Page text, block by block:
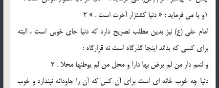
1و يا مي فرمايد : « دنيا كشتزار آخرت است . » 2
امام علي (ع) نيز بدين مطلب تصريح دارد كه دنيا جاي خوبي است ، البته
براي كسي كه بداند اينجا گذرگاه است نه قرارگاه :
و لنعم دار من لم يرض بها دارا و محل من لم يوطنها محلا . 3
دنيا چه خوب خانه اي است براي آن كس كه آن را جاودانه نپندارد و خوب